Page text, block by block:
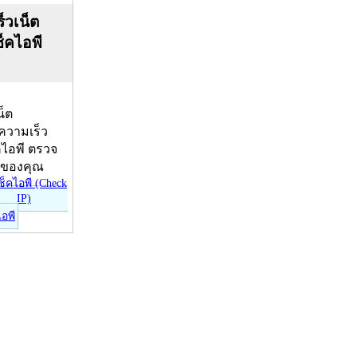
วเน็ต
คไอพี
ต
วามเร็ว
อพี ตรวจ
ของคุณ
อพี